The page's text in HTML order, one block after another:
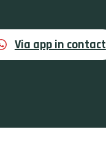
Via app in contact